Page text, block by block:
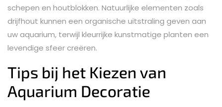
schepen en houtblokken. Natuurlijke elementen zoals
drijfhout kunnen een organische uitstraling geven aan
uw aquarium, terwijl kleurrijke kunstmatige planten een
levendige sfeer creëren.
Tips bij het Kiezen van
Aquarium Decoratie